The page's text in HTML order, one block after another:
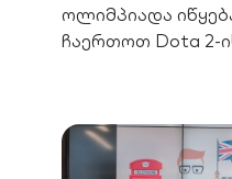
ოლიმპიადა
ჩაერთოთ Dota 2-